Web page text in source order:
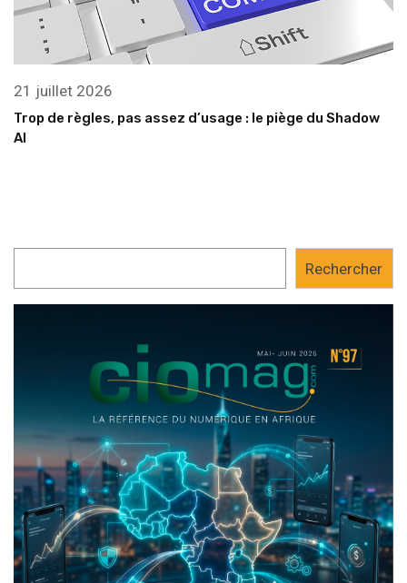
21 juillet 2026
Trop de règles, pas assez d’usage : le piège du Shadow
AI
Rechercher